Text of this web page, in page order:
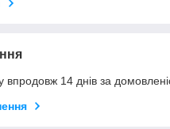
впродовж 14 днів за